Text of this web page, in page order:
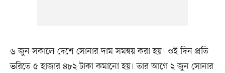
৬ জুন সকালে দেশে সোনার দাম সমন্বয় করা হয়। ওই দিন প্রতি
ভরিতে ৫ হাজার ৪৮২ টাকা কমানো হয়। তার আগে ২ জুন সোনার